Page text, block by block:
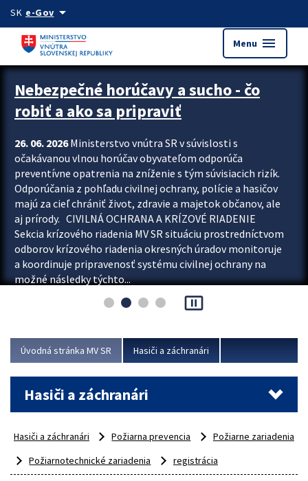
Preskocit na hlavný obsah
SK e-Govarrow_drop_down
Menu menu
Zastavit automatický posun upútavok
Nebezpečné horúčavy a sucho - čo
robiť a ako sa pripraviť
26. 06. 2026Ministerstvo vnútra SR v súvislosti s
očakávanou vlnou horúčav obyvateľom odporúča
preventívne opatrenia na zníženie s tým súvisiacich rizík.
Odporúčania z pohľadu civilnej ochrany, polície a hasičov
majú za cieľ chrániť život, zdravie a majetok občanov, ale
aj prírody. CIVILNÁ OCHRANA A KRÍZOVÉ RIADENIE
Sekcia krízového riadenia MV SR situáciu prostredníctvom
odborov krízového riadenia okresných úradov monitoruje
a koordinuje pripravenosť systému civilnej ochrany na
možné následky týchto...
pause_presentation
Úvodná stránka MV SR Hasiči a záchranári
Hasiči a záchranári
Hasiči a záchranári Požiarna prevencia
Požiarne zariadenia
Požiarnotechnické zariadenia
registrácia